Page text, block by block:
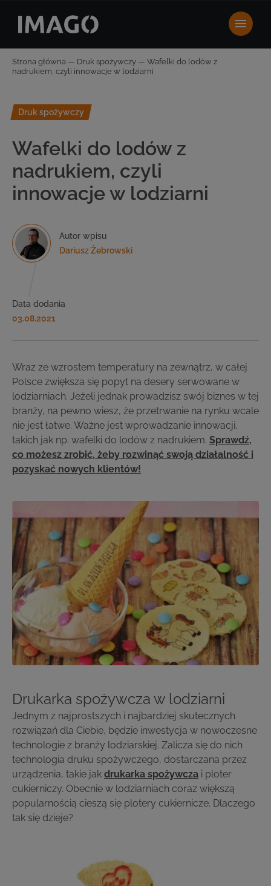
Strona główna — Druk spożywczy — Wafelki do lodów z
nadrukiem, czyli innowacje w lodziarni
Druk spożywczy
Wafelki do lodów z
nadrukiem, czyli
innowacje w lodziarni
Autor wpisu
Dariusz Żebrowski
Data dodania
03.08.2021
Wraz ze wzrostem temperatury na zewnątrz, w całej
Polsce zwiększa się popyt na desery serwowane w
lodziarniach. Jeżeli jednak prowadzisz swój biznes w tej
branży, na pewno wiesz, że przetrwanie na rynku wcale
nie jest łatwe. Ważne jest wprowadzanie innowacji,
takich jak np. wafelki do lodów z nadrukiem. Sprawdź,
co możesz zrobić, żeby rozwinąć swoją działalność i
pozyskać nowych klientów!
Drukarka spożywcza w lodziarni
Jednym z najprostszych i najbardziej skutecznych
rozwiązań dla Ciebie, będzie inwestycja w nowoczesne
technologie z branży lodziarskiej. Zalicza się do nich
technologia druku spożywczego, dostarczana przez
urządzenia, takie jak drukarka spożywcza i ploter
cukierniczy. Obecnie w lodziarniach coraz większą
popularnością cieszą się plotery cukiernicze. Dlaczego
tak się dzieje?